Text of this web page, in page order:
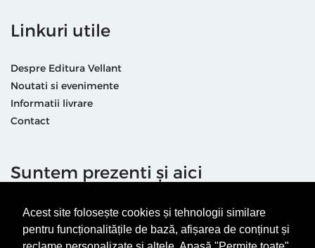
Acest site folosește cookies și tehnologii similare
pentru funcționalitățile de bază, afișarea de conținut și
Linkuri utile
Despre Editura Vellant
Noutati si evenimente
Informatii livrare
Contact
Suntem prezenti și aici